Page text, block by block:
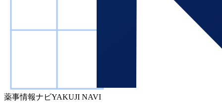
薬事情報ナビYAKUJI NAVI